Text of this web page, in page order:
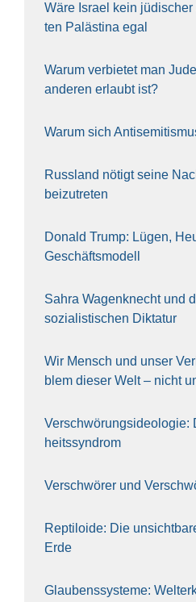
Wäre Isra­el kein
ten Paläs­ti­na egal
War­um ver­bie­tet man
ande­ren erlaubt ist?
War­um sich
Russ­land nötigt sei­ne
bei­zu­tre­ten
Donald Trump: Lügen,
Geschäfts­mo­dell
Sahra Wagen­knecht und
sozia­lis­ti­schen Dik­ta­tur
Wir Mensch und unser
blem die­ser Welt – nicht
heitssyndrom
Ver­schwö­rer und
Rep­ti­lo­ide: Die
Erde
Glau­bens­sys­te­me: